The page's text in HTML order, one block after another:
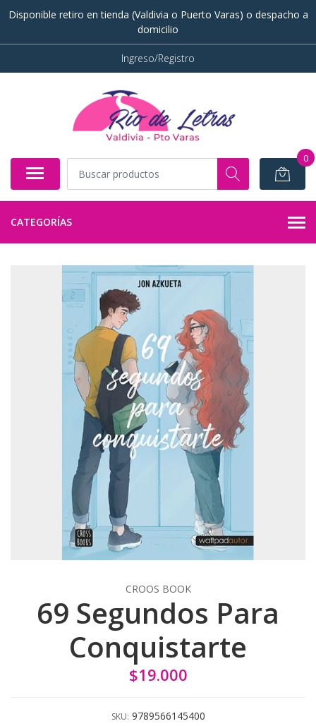
Disponible retiro en tienda (Valdivia o Puerto Varas) o despacho a
domicilio
Ingreso/Registro
0
CATEGORÍAS
CROOS BOOK
69 Segundos Para
Conquistarte
$19.000
SKU: 9789566145400